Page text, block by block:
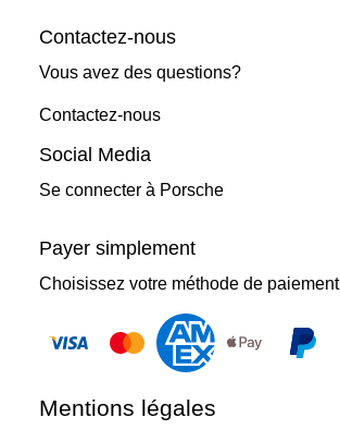
Contactez-nous
Vous avez des questions?
Contactez-nous
Social Media
Se connecter à Porsche
Payer simplement
Choisissez votre méthode de paiement
Mentions légales